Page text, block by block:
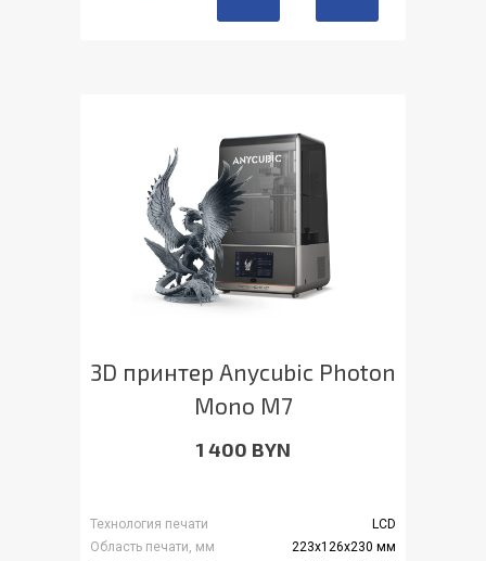
3D принтер Anycubic Photon
Mono M7
1 400 BYN
Технология печати
LCD
Область печати, мм
223x126x230 мм